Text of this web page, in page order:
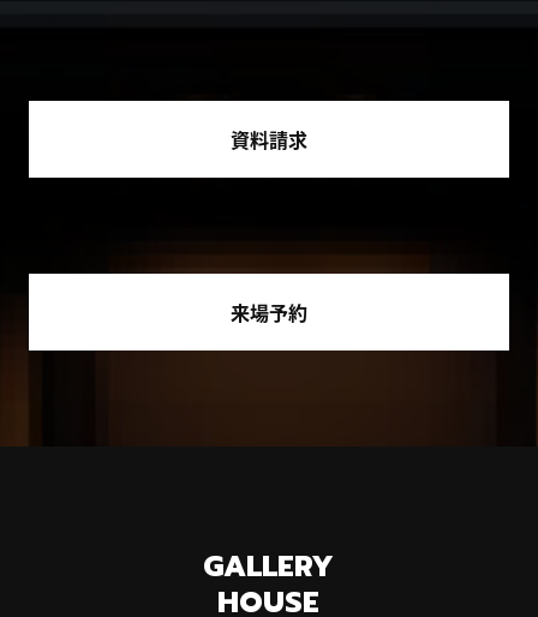
資料請求
来場予約
GALLERY
HOUSE